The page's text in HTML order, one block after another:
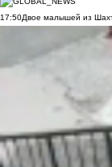
17:50Двое малышей из